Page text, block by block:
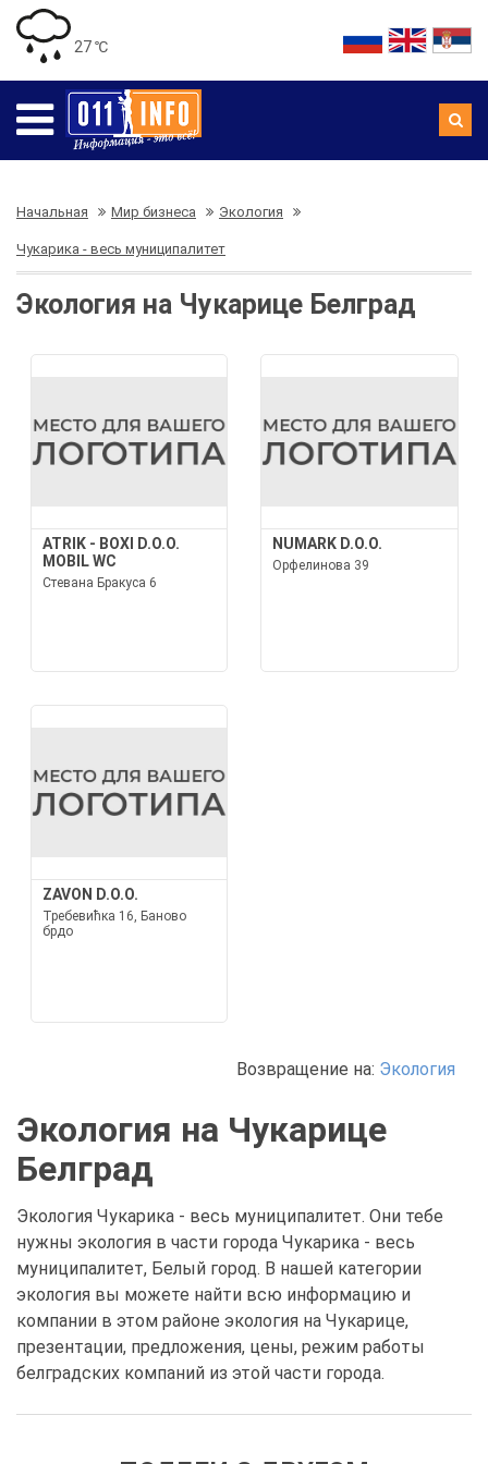
27 ℃
Начальная Мир бизнеса Экология
Чукарика - весь муниципалитет
Экология на Чукарице Белград
ATRIK - BOXI D.O.O.
MOBIL WC
Стевана Бракуса 6
NUMARK D.O.O.
Орфелинова 39
ZAVON D.O.O.
Требевићка 16, Баново
брдо
Возвращение на: Экология
Экология на Чукарице
Белград
Экология Чукарика - весь муниципалитет. Они тебе
нужны экология в части города Чукарика - весь
муниципалитет, Белый город. В нашей категории
экология вы можете найти всю информацию и
компании в этом районе экология на Чукарице,
презентации, предложения, цены, режим работы
белградских компаний из этой части города.